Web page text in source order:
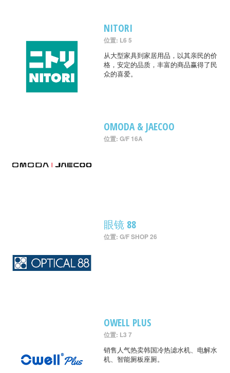
NITORI
位置: L6 5
从大型家具到家居用品，以其亲民的价
格，安定的品质，丰富的商品赢得了民
众的喜爱。
OMODA & JAECOO
位置: G/F 16A
眼镜 88
位置: G/F SHOP 26
OWELL PLUS
位置: L3 7
销售人气热卖韩国冷热滤水机、电解水
机、智能厕板座厕。